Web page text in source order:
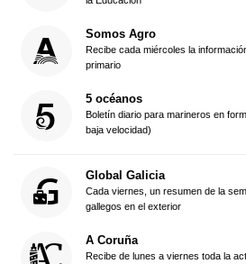
Somos Agro
Recibe cada miércoles la
primario
5 océanos
Boletín diario para marineros en
baja velocidad)
Global Galicia
Cada viernes, un resumen de la
gallegos en el exterior
A Coruña
Recibe de lunes a viernes toda la